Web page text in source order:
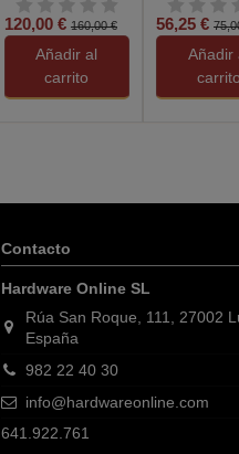
Astarantes
Warhammer The
Horus Hersey
120,00 € 160,00 €
Añadir al
carrito
Horus
56,25 €
Añadir
Contacto
Hardware Online SL
Rúa San Roque, 111, 27002
España
982 22 40 30
info@hardwareonline.com
641.922.761